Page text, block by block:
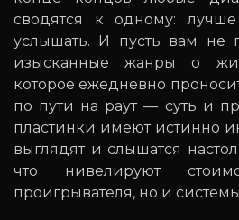
сводятся к одному:
услышать. И пусть вам не
изысканные жанры о
которое ежедневно
по пути на раут — суть и
пластинки имеют истинно
выглядят и слышатся
что нивелируют
проигрывателя, но и